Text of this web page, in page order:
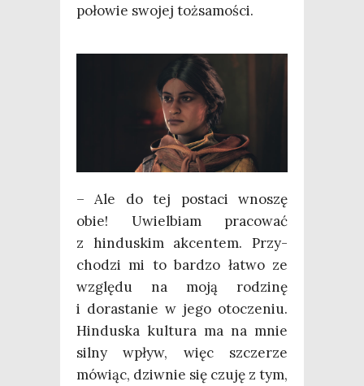
poło­wie swo­jej tożsamości.
– Ale do tej posta­ci wno­szę
obie! Uwiel­biam pra­co­wać
z hin­du­skim akcen­tem. Przy­
cho­dzi mi to bar­dzo łatwo ze
wzglę­du na moją rodzi­nę
i dora­sta­nie w jego oto­cze­niu.
Hin­du­ska kul­tu­ra ma na mnie
sil­ny wpływ, więc szcze­rze
mówiąc, dziw­nie się czu­ję z tym,